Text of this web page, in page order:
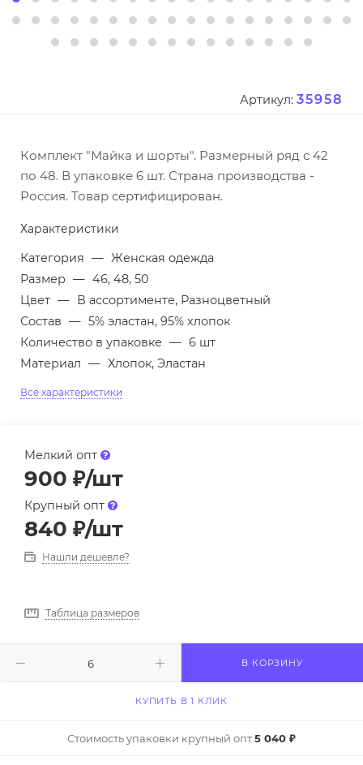
Артикул: 35958
Комплект "Майка и шорты". Размерный ряд с 42
по 48. В упаковке 6 шт. Страна производства -
Россия. Товар сертифицирован.
Характеристики
Категория — Женская одежда
Размер — 46, 48, 50
Цвет — В ассортименте, Разноцветный
Состав — 5% эластан, 95% хлопок
Количество в упаковке — 6 шт
Материал — Хлопок, Эластан
Все характеристики
Мелкий опт
900 ₽/шт
Крупный опт
840 ₽/шт
Нашли дешевле?
Таблица размеров
В КОРЗИНУ
КУПИТЬ В 1 КЛИК
Стоимость упаковки крупный опт5 040 ₽